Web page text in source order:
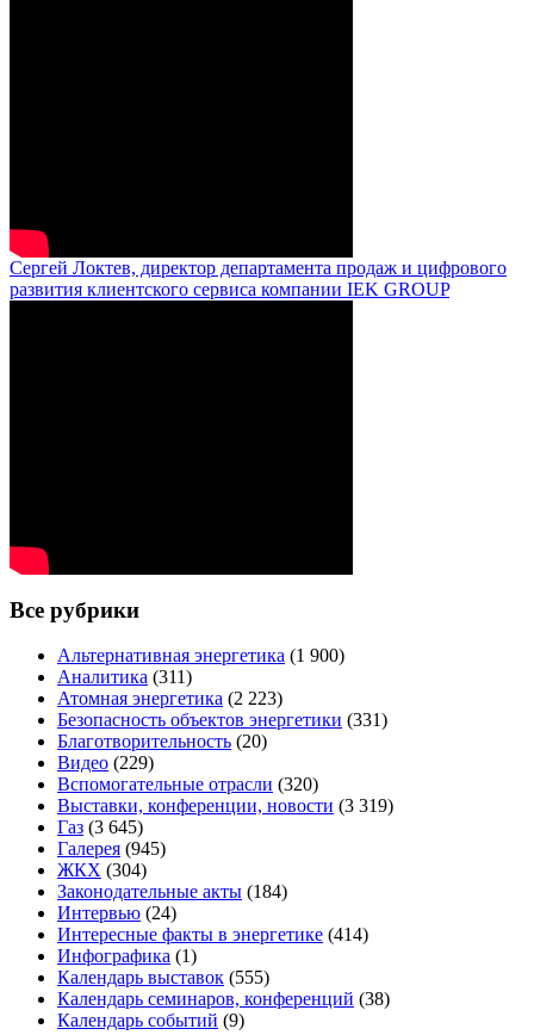
Сергей Локтев, директор департамента продаж и цифрового
развития клиентского сервиса компании IEK GROUP
Все рубрики
Альтернативная энергетика (1 900)
Аналитика (311)
Атомная энергетика (2 223)
Безопасность объектов энергетики (331)
Благотворительность (20)
Видео (229)
Вспомогательные отрасли (320)
Выставки, конференции, новости (3 319)
Газ (3 645)
Галерея (945)
ЖКХ (304)
Законодательные акты (184)
Интервью (24)
Интересные факты в энергетике (414)
Инфографика (1)
Календарь выставок (555)
Календарь семинаров, конференций (38)
Календарь событий (9)